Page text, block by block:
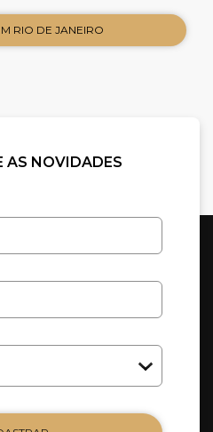
RIO DE JANEIRO
AS NOVIDADES